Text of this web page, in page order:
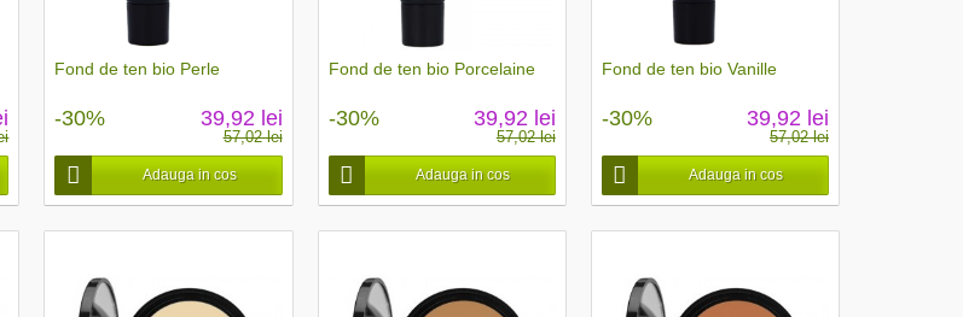
Fond de ten bio Perle
-30% 39,92 lei
57,02 lei
Adauga in cos
Fond de ten bio Porcelaine
-30% 39,92 lei
57,02 lei
Adauga in cos
Fond de ten bio Vanille
-30% 39,92 lei
57,02 lei
Adauga in cos